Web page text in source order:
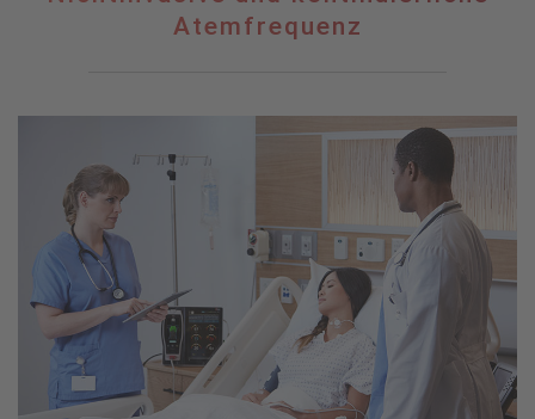
Atemfrequenz